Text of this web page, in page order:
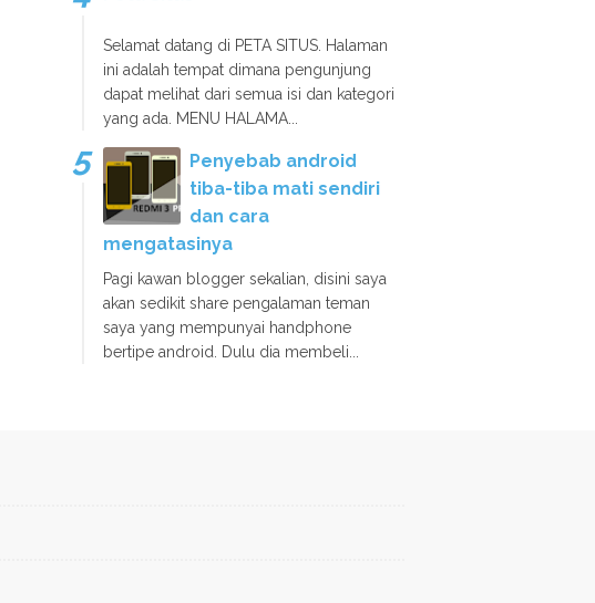
Selamat datang di PETA SITUS. Halaman
ini adalah tempat dimana pengunjung
dapat melihat dari semua isi dan kategori
yang ada. MENU HALAMA...
Penyebab android
tiba-tiba mati sendiri
dan cara
mengatasinya
Pagi kawan blogger sekalian, disini saya
akan sedikit share pengalaman teman
saya yang mempunyai handphone
bertipe android. Dulu dia membeli...